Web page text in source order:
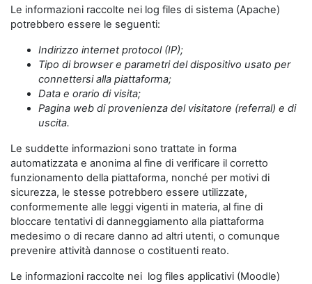
Le informazioni raccolte nei log files di sistema (Apache)
potrebbero essere le seguenti:
Indirizzo internet protocol (IP);
Tipo di browser e parametri del dispositivo usato per
connettersi alla piattaforma;
Data e orario di visita;
Pagina web di provenienza del visitatore (referral) e di
uscita.
Le suddette informazioni sono trattate in forma
automatizzata e anonima al fine di verificare il corretto
funzionamento della piattaforma, nonché per motivi di
sicurezza, le stesse potrebbero essere utilizzate,
conformemente alle leggi vigenti in materia, al fine di
bloccare tentativi di danneggiamento alla piattaforma
medesimo o di recare danno ad altri utenti, o comunque
prevenire attività dannose o costituenti reato.
Le informazioni raccolte nei log files applicativi (Moodle)